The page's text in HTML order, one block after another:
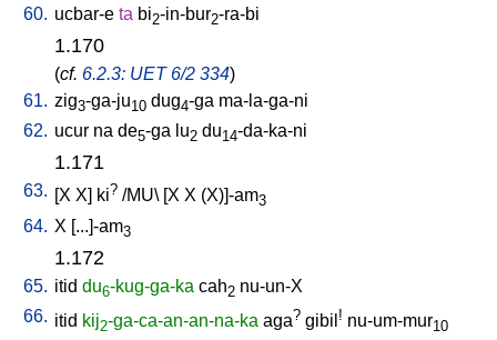
60. ucbar-e ta bi2-in-bur2-ra-bi
1.170
(cf. 6.2.3: UET 6/2 334)
61. zig3-ga-ju10 dug4-ga ma-la-ga-ni
62. ucur na de5-ga lu2 du14-da-ka-ni
1.171
63. [X X] ki? /MU\ [X X (X)]-am3
64. X [...]-am3
1.172
65. itid du6-kug-ga-ka cah2 nu-un-X
66. itid kij2-ga-ca-an-an-na-ka aga? gibil ! nu-um-mur10